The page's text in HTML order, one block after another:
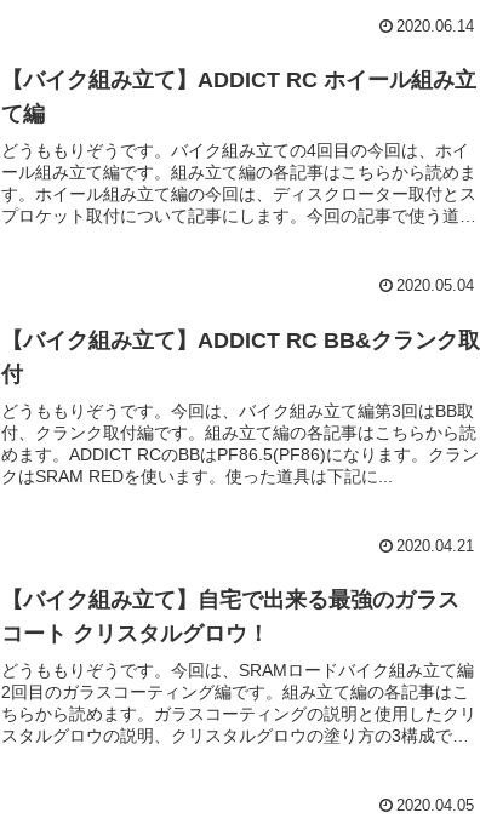
2020.06.14
【バイク組み立て】ADDICT RC ホイール組み立
て編
どうももりぞうです。バイク組み立ての4回目の今回は、ホイ
ール組み立て編です。組み立て編の各記事はこちらから読めま
す。ホイール組み立て編の今回は、ディスクローター取付とス
プロケット取付について記事にします。今回の記事で使う道具
2020.05.04
【バイク組み立て】ADDICT RC BB&クランク取
付
どうももりぞうです。今回は、バイク組み立て編第3回はBB取
付、クランク取付編です。組み立て編の各記事はこちらから読
めます。ADDICT RCのBBはPF86.5(PF86)になります。クラン
クはSRAM REDを使います。使った道具は下記に...
2020.04.21
【バイク組み立て】自宅で出来る最強のガラス
コート クリスタルグロウ！
どうももりぞうです。今回は、SRAMロードバイク組み立て編
2回目のガラスコーティング編です。組み立て編の各記事はこ
ちらから読めます。ガラスコーティングの説明と使用したクリ
スタルグロウの説明、クリスタルグロウの塗り方の3構成で
2020.04.05